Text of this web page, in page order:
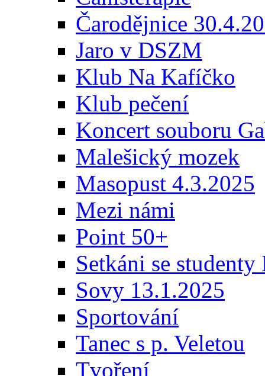
Čarodějnice
Jaro v DSZM
Klub Na Kafíčko
Klub pečení
Koncert souboru
Malešický mozek
Masopust 4.3.2025
Mezi námi
Point 50+
Setkáni se
Sovy 13.1.2025
Sportování
Tanec s p. Veletou
Tvoření